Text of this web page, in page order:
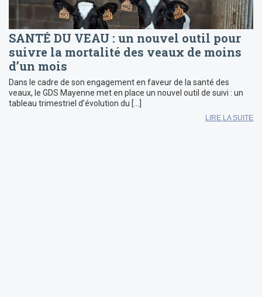
SANTÉ DU VEAU : un nouvel outil pour
suivre la mortalité des veaux de moins
d’un mois
Dans le cadre de son engagement en faveur de la santé des
veaux, le GDS Mayenne met en place un nouvel outil de suivi : un
tableau trimestriel d’évolution du […]
LIRE LA SUITE